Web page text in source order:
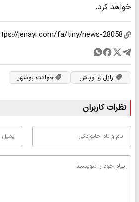
خواهد کرد.
ارازل و اوباش حوادث بوشهر
نظرات کاربران